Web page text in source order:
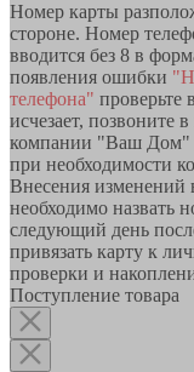
Номер карты
стороне. Номер
вводится без 8 в
появления ошибки
телефона" проверьте
исчезает, позвоните
компании "Ваш Дом"
при необходимости
Внесения изменений
необходимо назвать
следующий день
привязать карту к
проверки и
Поступление товара